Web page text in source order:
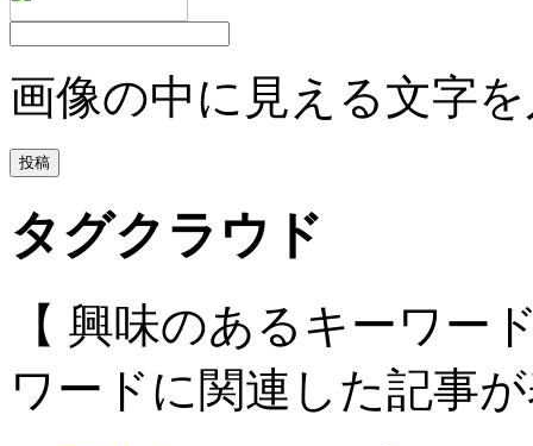
画像の中に見える文字
タグクラウド
【 興味のあるキーワー
ワードに関連した記事